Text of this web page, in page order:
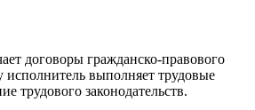
договоры гражданско-правового
исполнитель выполняет трудовые
трудового законодательств.